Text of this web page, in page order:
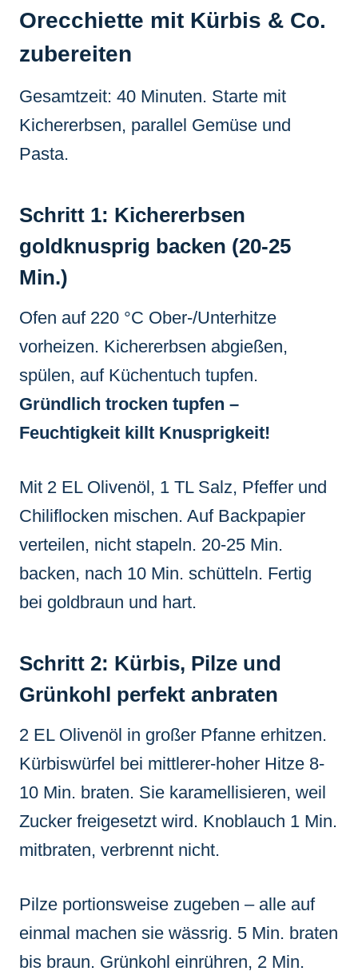
Orecchiette mit Kürbis & Co.
zubereiten
Gesamtzeit: 40 Minuten. Starte mit
Kichererbsen, parallel Gemüse und
Pasta.
Schritt 1: Kichererbsen
goldknusprig backen (20-25
Min.)
Ofen auf 220 °C Ober-/Unterhitze
vorheizen. Kichererbsen abgießen,
spülen, auf Küchentuch tupfen.
Gründlich trocken tupfen –
Feuchtigkeit killt Knusprigkeit!
Mit 2 EL Olivenöl, 1 TL Salz, Pfeffer und
Chiliflocken mischen. Auf Backpapier
verteilen, nicht stapeln. 20-25 Min.
backen, nach 10 Min. schütteln. Fertig
bei goldbraun und hart.
Schritt 2: Kürbis, Pilze und
Grünkohl perfekt anbraten
2 EL Olivenöl in großer Pfanne erhitzen.
Kürbiswürfel bei mittlerer-hoher Hitze 8-
10 Min. braten. Sie karamellisieren, weil
Zucker freigesetzt wird. Knoblauch 1 Min.
mitbraten, verbrennt nicht.
Pilze portionsweise zugeben – alle auf
einmal machen sie wässrig. 5 Min. braten
bis braun. Grünkohl einrühren, 2 Min.